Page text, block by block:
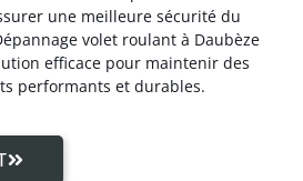
une meilleure sécurité du
volet roulant à Daubèze
efficace pour maintenir des
performants et durables.